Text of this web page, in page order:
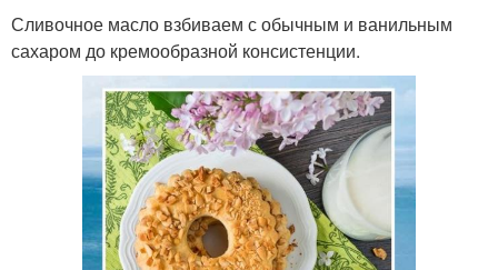
Сливочное масло взбиваем с обычным и ванильным
сахаром до кремообразной консистенции.